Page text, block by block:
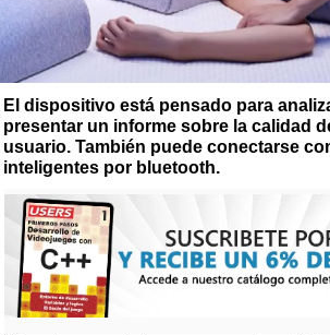
El dispositivo está pensado para
presentar un informe sobre la calidad
usuario. También puede conectarse
inteligentes por bluetooth.